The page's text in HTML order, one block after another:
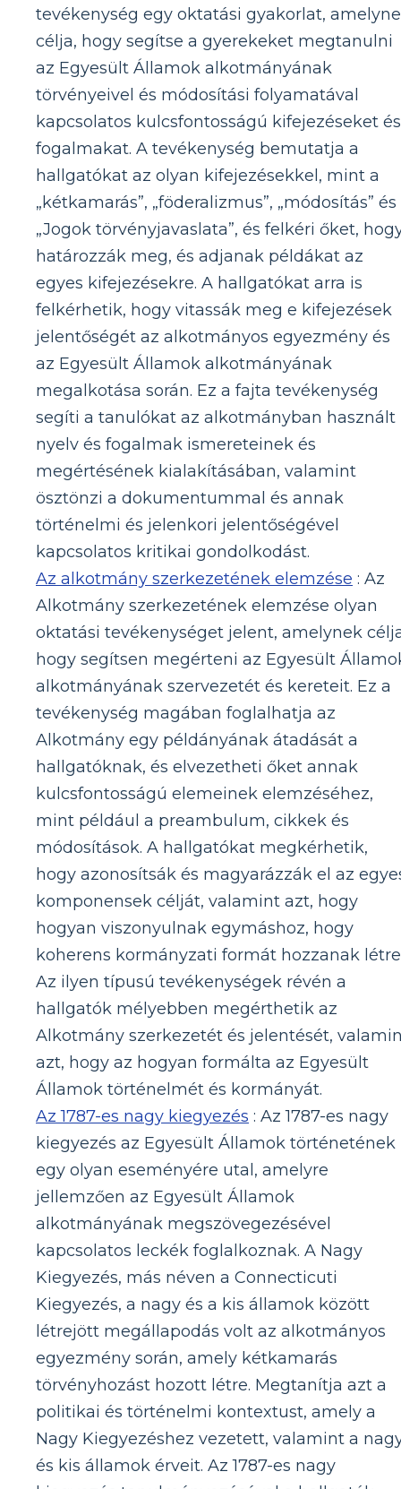
tevékenység egy oktatási gyakorlat,
célja, hogy segítse a gyerekeket megtanulni
az Egyesült Államok alkotmányának
törvényeivel és módosítási folyamatával
kapcsolatos kulcsfontosságú kifejezéseket és
fogalmakat. A tevékenység bemutatja a
hallgatókat az olyan kifejezésekkel, mint a
„kétkamarás”, „föderalizmus”, „módosítás” és
„Jogok törvényjavaslata”, és felkéri őket,
határozzák meg, és adjanak példákat az
egyes kifejezésekre. A hallgatókat arra is
felkérhetik, hogy vitassák meg e kifejezések
jelentőségét az alkotmányos egyezmény és
az Egyesült Államok alkotmányának
megalkotása során. Ez a fajta tevékenység
segíti a tanulókat az alkotmányban használt
nyelv és fogalmak ismereteinek és
megértésének kialakításában, valamint
ösztönzi a dokumentummal és annak
történelmi és jelenkori jelentőségével
kapcsolatos kritikai gondolkodást.
Az alkotmány szerkezetének elemzése : Az
Alkotmány szerkezetének elemzése olyan
oktatási tevékenységet jelent, amelynek
hogy segítsen megérteni az Egyesült
alkotmányának szervezetét és kereteit. Ez a
tevékenység magában foglalhatja az
Alkotmány egy példányának átadását a
hallgatóknak, és elvezetheti őket annak
kulcsfontosságú elemeinek elemzéséhez,
mint például a preambulum, cikkek és
módosítások. A hallgatókat megkérhetik,
hogy azonosítsák és magyarázzák el az
komponensek célját, valamint azt, hogy
hogyan viszonyulnak egymáshoz, hogy
koherens kormányzati formát hozzanak
Az ilyen típusú tevékenységek révén a
hallgatók mélyebben megérthetik az
Alkotmány szerkezetét és jelentését,
azt, hogy az hogyan formálta az Egyesült
Államok történelmét és kormányát.
Az 1787-es nagy kiegyezés : Az 1787-es nagy
kiegyezés az Egyesült Államok történetének
egy olyan eseményére utal, amelyre
jellemzően az Egyesült Államok
alkotmányának megszövegezésével
kapcsolatos leckék foglalkoznak. A Nagy
Kiegyezés, más néven a Connecticuti
Kiegyezés, a nagy és a kis államok között
létrejött megállapodás volt az alkotmányos
egyezmény során, amely kétkamarás
törvényhozást hozott létre. Megtanítja azt a
politikai és történelmi kontextust, amely a
Nagy Kiegyezéshez vezetett, valamint a
és kis államok érveit. Az 1787-es nagy